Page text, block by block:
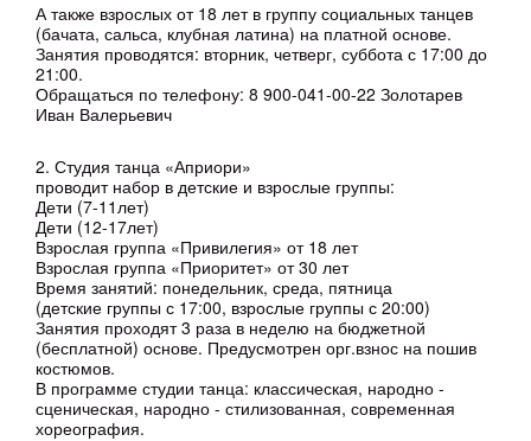
А также взрослых от 18 лет в группу социальных танцев
(бачата, сальса, клубная латина) на платной основе.
Занятия проводятся: вторник, четверг, суббота с 17:00 до
21:00.
Обращаться по телефону: 8 900-041-00-22 Золотарев
Иван Валерьевич
2. Студия танца «Априори»
проводит набор в детские и взрослые группы:
Дети (7-11лет)
Дети (12-17лет)
Взрослая группа «Привилегия» от 18 лет
Взрослая группа «Приоритет» от 30 лет
Время занятий: понедельник, среда, пятница
(детские группы с 17:00, взрослые группы с 20:00)
Занятия проходят 3 раза в неделю на бюджетной
(бесплатной) основе. Предусмотрен орг.взнос на пошив
костюмов.
В программе студии танца: классическая, народно -
сценическая, народно - стилизованная, современная
хореография.